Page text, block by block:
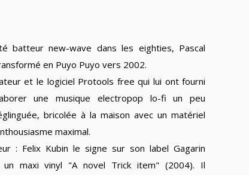
batteur new-wave dans les eighties, Pascal
en Puyo Puyo vers 2002.
et le logiciel Protools free qui lui ont fourni
une musique electropop lo-fi un peu
bricolée à la maison avec un matériel
maximal.
: Felix Kubin le signe sur son label Gagarin
un maxi vinyl "A novel Trick item" (2004). Il